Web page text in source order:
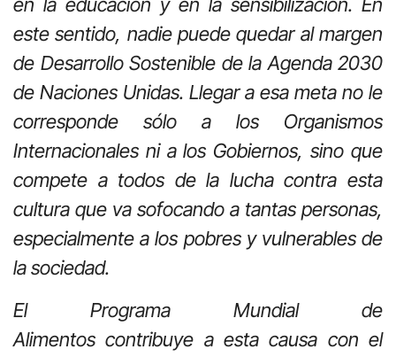
este sentido, nadie puede quedar al margen
de Desarrollo Sostenible de la Agenda 2030
de Naciones Unidas. Llegar a esa meta no le
corresponde sólo a los Organismos
Internacionales ni a los Gobiernos, sino que
compete a todos de la lucha contra esta
cultura que va sofocando a tantas personas,
especialmente a los pobres y vulnerables de
la sociedad.
El Programa Mundial de
Alimentos contribuye a esta causa con el